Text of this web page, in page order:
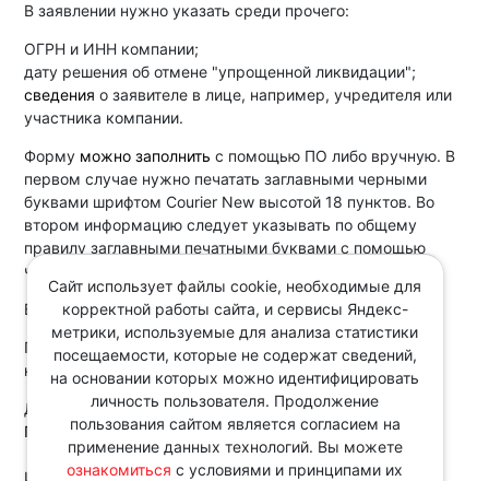
В заявлении нужно указать среди прочего:
ОГРН и ИНН компании;
дату решения об отмене "упрощенной ликвидации";
сведения о заявителе в лице, например, учредителя или
участника компании.
Форму можно заполнить с помощью ПО либо вручную. В
первом случае нужно печатать заглавными черными
буквами шрифтом Courier New высотой 18 пунктов. Во
втором информацию следует указывать по общему
правилу заглавными печатными буквами с помощью
черных, синих или фиолетовых чернил.
Есть и другие новшества.
Полагаем, электронное заявление можно будет
направить, в частности, через
сервис ФНС.
Документ:
Приказ ФНС России от 22.04.2024 N ЕД-7-14/329@
Источник:
Сайт использует файлы cookie, необходимые для
корректной работы сайта, и сервисы Яндекс-
метрики, используемые для анализа статистики
посещаемости, которые не содержат сведений,
на основании которых можно идентифицировать
личность пользователя. Продолжение
пользования сайтом является согласием на
применение данных технологий. Вы можете
ознакомиться с условиями и принципами их